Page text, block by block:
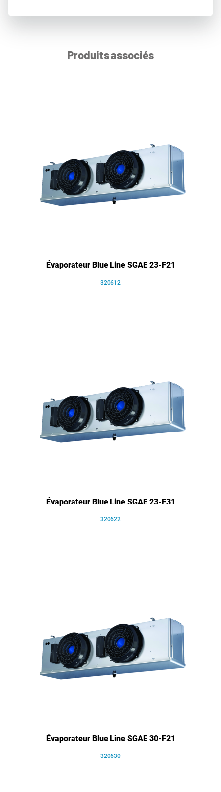
Produits associés
Évaporateur Blue Line SGAE 23-F21
320612
Évaporateur Blue Line SGAE 23-F31
320622
Évaporateur Blue Line SGAE 30-F21
320630